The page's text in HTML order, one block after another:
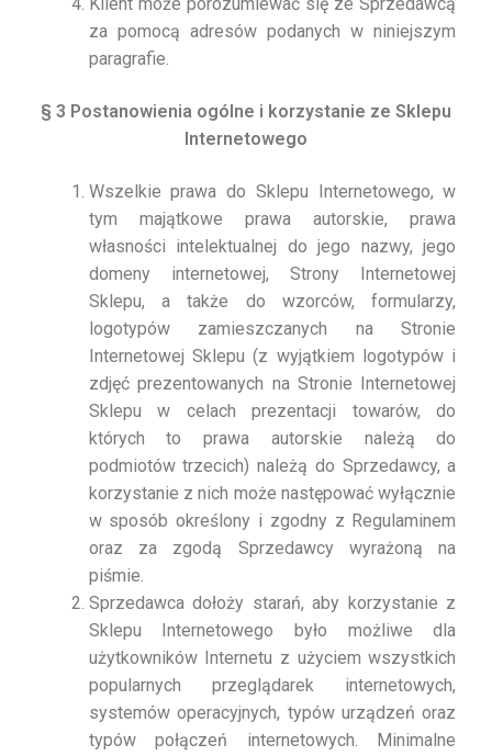
Klient może porozumiewać się ze Sprzedawcą
za pomocą adresów podanych w niniejszym
paragrafie.
§ 3 Postanowienia ogólne i korzystanie ze Sklepu
Internetowego
Wszelkie prawa do Sklepu Internetowego, w
tym majątkowe prawa autorskie, prawa
własności intelektualnej do jego nazwy, jego
domeny internetowej, Strony Internetowej
Sklepu, a także do wzorców, formularzy,
logotypów zamieszczanych na Stronie
Internetowej Sklepu (z wyjątkiem logotypów i
zdjęć prezentowanych na Stronie Internetowej
Sklepu w celach prezentacji towarów, do
których to prawa autorskie należą do
podmiotów trzecich) należą do Sprzedawcy, a
korzystanie z nich może następować wyłącznie
w sposób określony i zgodny z Regulaminem
oraz za zgodą Sprzedawcy wyrażoną na
piśmie.
Sprzedawca dołoży starań, aby korzystanie z
Sklepu Internetowego było możliwe dla
użytkowników Internetu z użyciem wszystkich
popularnych przeglądarek internetowych,
systemów operacyjnych, typów urządzeń oraz
typów połączeń internetowych. Minimalne